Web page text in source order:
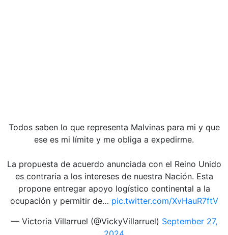
Todos saben lo que representa Malvinas para mi y que
ese es mi límite y me obliga a expedirme.
La propuesta de acuerdo anunciada con el Reino Unido
es contraria a los intereses de nuestra Nación. Esta
propone entregar apoyo logístico continental a la
ocupación y permitir de… pic.twitter.com/XvHauR7ftV
— Victoria Villarruel (@VickyVillarruel) September 27,